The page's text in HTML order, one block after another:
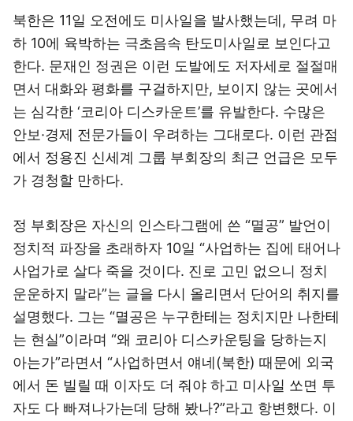
북한은 11일 오전에도 미사일을 발사했는데, 무려 마
하 10에 육박하는 극초음속 탄도미사일로 보인다고
한다. 문재인 정권은 이런 도발에도 저자세로 절절매
면서 대화와 평화를 구걸하지만, 보이지 않는 곳에서
는 심각한 ‘코리아 디스카운트’를 유발한다. 수많은
안보·경제 전문가들이 우려하는 그대로다. 이런 관점
에서 정용진 신세계 그룹 부회장의 최근 언급은 모두
가 경청할 만하다.
정 부회장은 자신의 인스타그램에 쓴 “멸공” 발언이
정치적 파장을 초래하자 10일 “사업하는 집에 태어나
사업가로 살다 죽을 것이다. 진로 고민 없으니 정치
운운하지 말라”는 글을 다시 올리면서 단어의 취지를
설명했다. 그는 “멸공은 누구한테는 정치지만 나한테
는 현실”이라며 “왜 코리아 디스카운팅을 당하는지
아는가”라면서 “사업하면서 얘네(북한) 때문에 외국
에서 돈 빌릴 때 이자도 더 줘야 하고 미사일 쏘면 투
자도 다 빠져나가는데 당해 봤나?”라고 항변했다. 이